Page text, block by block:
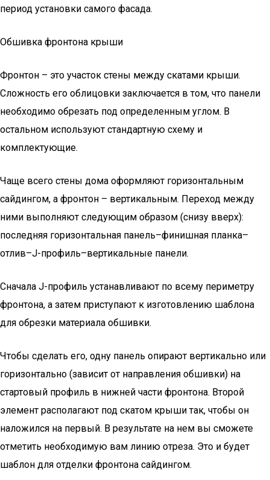
период установки самого фасада.
Обшивка фронтона крыши
Фронтон – это участок стены между скатами крыши.
Сложность его облицовки заключается в том, что панели
необходимо обрезать под определенным углом. В
остальном используют стандартную схему и
комплектующие.
Чаще всего стены дома оформляют горизонтальным
сайдингом, а фронтон – вертикальным. Переход между
ними выполняют следующим образом (снизу вверх):
последняя горизонтальная панель–финишная планка–
отлив–J-профиль–вертикальные панели.
Сначала J-профиль устанавливают по всему периметру
фронтона, а затем приступают к изготовлению шаблона
для обрезки материала обшивки.
Чтобы сделать его, одну панель опирают вертикально или
горизонтально (зависит от направления обшивки) на
стартовый профиль в нижней части фронтона. Второй
элемент располагают под скатом крыши так, чтобы он
наложился на первый. В результате на нем вы сможете
отметить необходимую вам линию отреза. Это и будет
шаблон для отделки фронтона сайдингом.